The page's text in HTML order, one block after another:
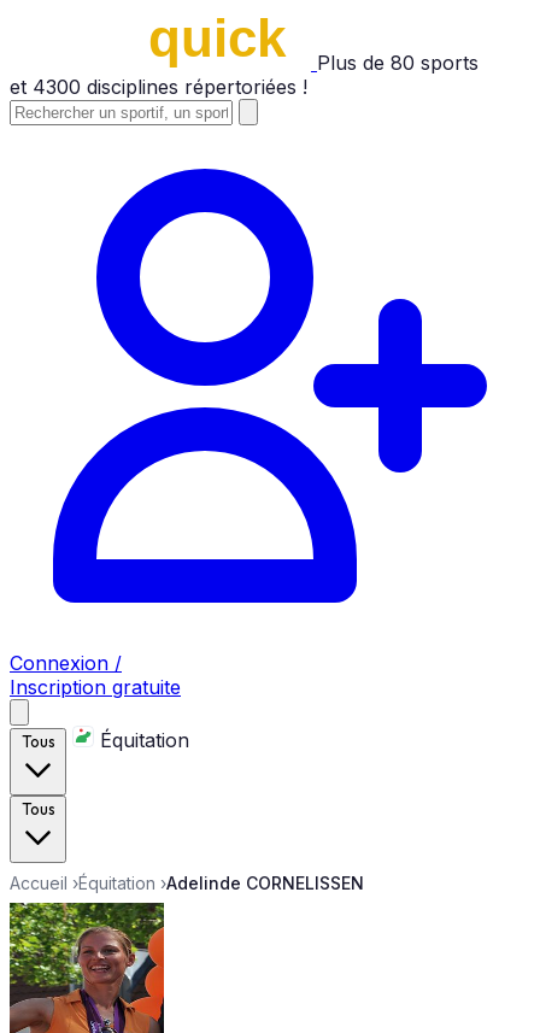
Plus de 80 sports
et 4300 disciplines répertoriées !
Connexion /
Inscription gratuite
Tous Équitation
Tous
Accueil ›Équitation ›Adelinde CORNELISSEN